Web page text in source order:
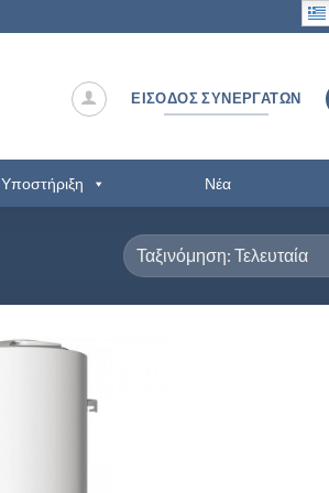
ΕΊΣΟΔΟΣ ΣΥΝΕΡΓΑΤΏΝ
Υποστήριξη Νέα